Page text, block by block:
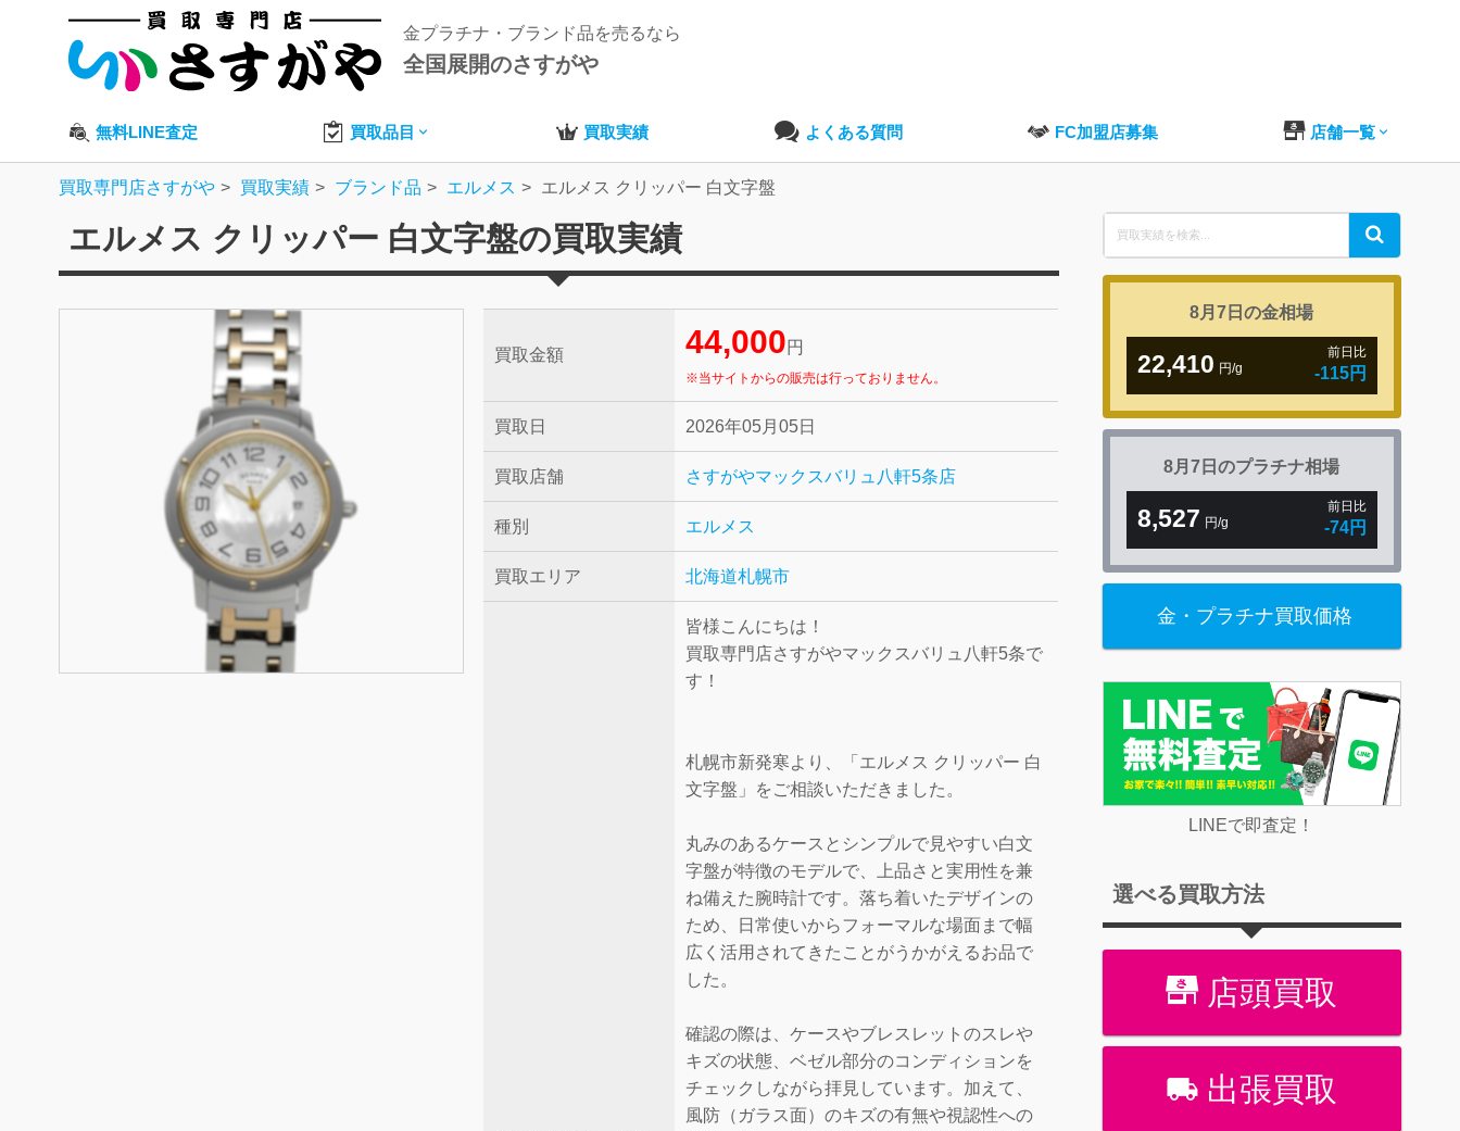
金プラチナ・ブランド品を売るなら
全国展開のさすがや
無料LINE査定 買取品目 買取実績 よくある質問 FC加盟店募集 店舗一覧
買取専門店さすがや 買取実績 ブランド品 エルメス エルメス クリッパー 白文字盤
エルメス クリッパー 白文字盤の買取実績
買取金額 44,000 円
※当サイトからの販売は行っておりません。
買取日 2026年05月05日
買取店舗 さすがやマックスバリュ八軒5条店
種別 エルメス
買取エリア 北海道札幌市
皆様こんにちは！
買取専門店さすがやマックスバリュ八軒5条で
す！
札幌市新発寒より、「エルメス クリッパー 白
文字盤」をご相談いただきました。
丸みのあるケースとシンプルで見やすい白文
字盤が特徴のモデルで、上品さと実用性を兼
ね備えた腕時計です。落ち着いたデザインの
ため、日常使いからフォーマルな場面まで幅
広く活用されてきたことがうかがえるお品で
した。
確認の際は、ケースやブレスレットのスレや
キズの状態、ベゼル部分のコンディションを
チェックしながら拝見しています。加えて、
風防（ガラス面）のキズの有無や視認性への
Search
for:
Search
8月7日の金相場
22,410 円/g
前日比
-115円
8月7日のプラチナ相場
8,527 円/g
前日比
-74円
金・プラチナ買取価格
LINEで即査定！
選べる買取方法
店頭買取
出張買取